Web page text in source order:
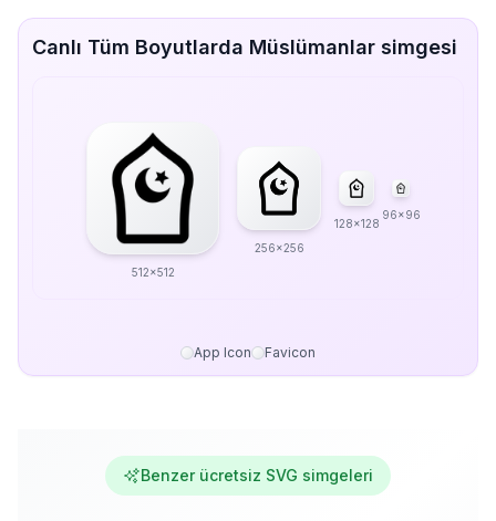
Canlı Tüm Boyutlarda Müslümanlar simgesi
512x512
256x256
128x128
96x96
App Icon Favicon
Benzer ücretsiz SVG simgeleri